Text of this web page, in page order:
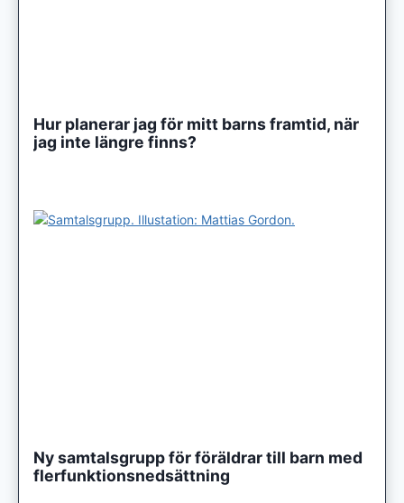
Hur planerar jag för mitt barns framtid, när
jag inte längre finns?
Ny samtalsgrupp för föräldrar till barn med
flerfunktionsnedsättning